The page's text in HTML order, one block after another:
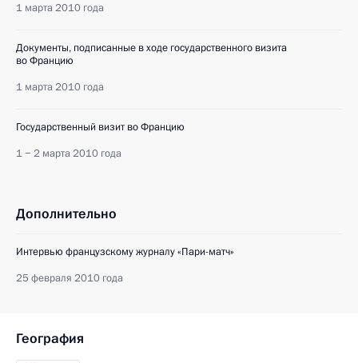
1 марта 2010 года
Документы, подписанные в ходе государственного визита
во Францию
1 марта 2010 года
Государственный визит во Францию
1 − 2 марта 2010 года
Дополнительно
Интервью французскому журналу «Пари-матч»
25 февраля 2010 года
География